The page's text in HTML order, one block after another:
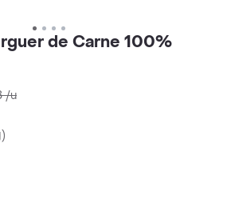
de Carne 100%
/u
)